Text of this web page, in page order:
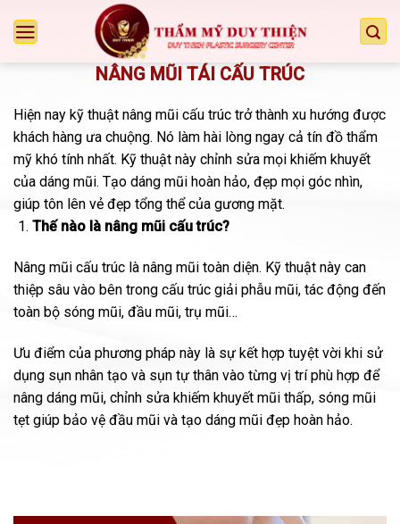
đến
NÂNG MŨI TÁI CẤU TRÚC
Hiện nay kỹ thuật nâng mũi cấu trúc trở thành xu hướng được
khách hàng ưa chuộng. Nó làm hài lòng ngay cả tín đồ thẩm
mỹ khó tính nhất. Kỹ thuật này chỉnh sửa mọi khiếm khuyết
của dáng mũi. Tạo dáng mũi hoàn hảo, đẹp mọi góc nhìn,
giúp tôn lên vẻ đẹp tổng thể của gương mặt.
Thế nào là nâng mũi cấu trúc?
Nâng mũi cấu trúc là nâng mũi toàn diện. Kỹ thuật này can
thiệp sâu vào bên trong cấu trúc giải phẫu mũi, tác động đến
toàn bộ sóng mũi, đầu mũi, trụ mũi…
Ưu điểm của phương pháp này là sự kết hợp tuyệt vời khi sử
dụng sụn nhân tạo và sụn tự thân vào từng vị trí phù hợp để
nâng dáng mũi, chỉnh sửa khiếm khuyết mũi thấp, sóng mũi
tẹt giúp bảo vệ đầu mũi và tạo dáng mũi đẹp hoàn hảo.